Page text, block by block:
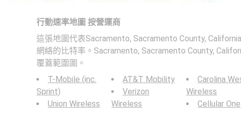
行動速率地圖 按營運商
這張地圖代表Sacramento, Sacramento County,
網絡的比特率。Sacramento, Sacramento County,
覆蓋範圍圖。
T-Mobile (inc.
Sprint)
Union Wireless
AT&T Mobility
Verizon
Wireless
Carolina
Wireless
Cellular One